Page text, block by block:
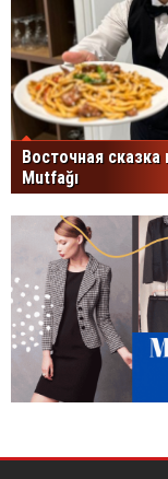
Восточная
Mutfağı